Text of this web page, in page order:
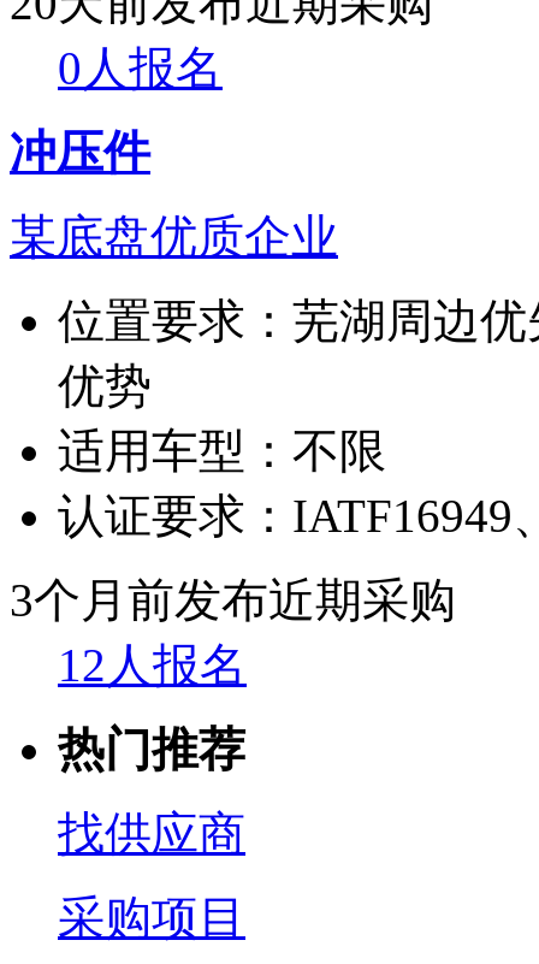
0人报名
冲压件
某底盘优质企业
位置要求： 芜湖周边
优势
适用车型： 不限
认证要求： IATF16949
3个月前发布近期采购
12人报名
热门推荐
找供应商
采购项目